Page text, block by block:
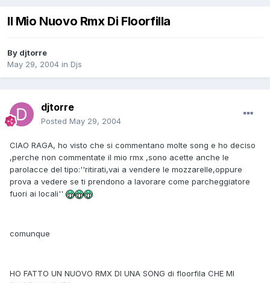
Il Mio Nuovo Rmx Di Floorfilla
By djtorre
May 29, 2004 in Djs
djtorre
Posted May 29, 2004
CIAO RAGA, ho visto che si commentano molte song e ho deciso
,perche non commentate il mio rmx ,sono acette anche le
parolacce del tipo:''ritirati,vai a vendere le mozzarelle,oppure
prova a vedere se ti prendono a lavorare come parcheggiatore
fuori ai locali''
comunque
HO FATTO UN NUOVO RMX DI UNA SONG di floorfila CHE MI